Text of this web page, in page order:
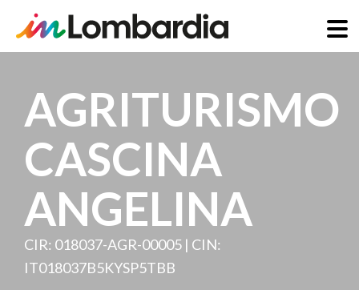
contenuto
principale
AGRITURISMO
CASCINA
ANGELINA
CIR: 018037-AGR-00005 | CIN:
IT018037B5KYSP5TBB